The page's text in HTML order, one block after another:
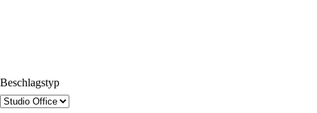
Beschlagstyp